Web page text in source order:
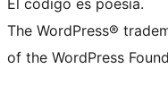
El código es poesía.
The WordPress®
of the WordPress